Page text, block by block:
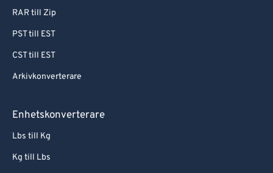
RAR till Zip
PST till EST
CST till EST
Arkivkonverterare
Enhetskonverterare
Lbs till Kg
Kg till Lbs